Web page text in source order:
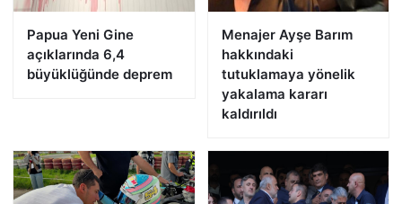
Papua Yeni Gine
açıklarında 6,4
büyüklüğünde deprem
Menajer Ayşe Barım
hakkındaki
tutuklamaya yönelik
yakalama kararı
kaldırıldı